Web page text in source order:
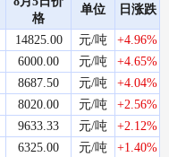
格
单位 日涨跌
14825.00 元/吨
+4.96%
6000.00 元/吨
+4.65%
8687.50 元/吨
+4.04%
8020.00 元/吨
+2.56%
9633.33 元/吨
+2.12%
6325.00 元/吨
+1.40%